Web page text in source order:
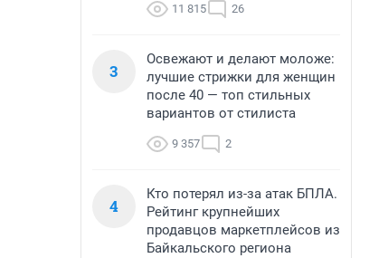
11 815 26
3
Освежают и делают моложе:
лучшие стрижки для женщин
после 40 — топ стильных
вариантов от стилиста
9 357 2
4
Кто потерял из-за атак БПЛА.
Рейтинг крупнейших
продавцов маркетплейсов из
Байкальского региона